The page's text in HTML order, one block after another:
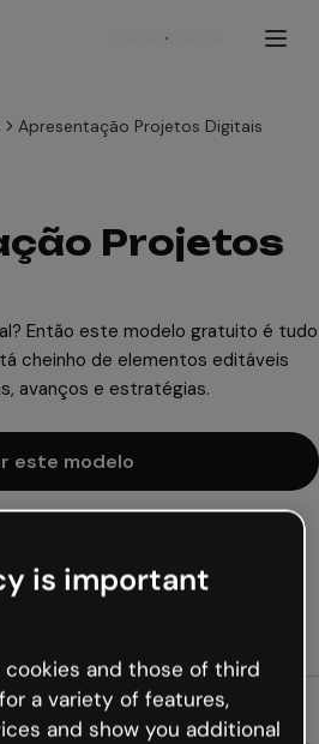
Cadastre-se
Apresentação Projetos Digitais
Projetos
Então este modelo gratuito é tudo
cheinho de elementos editáveis
avanços e estratégias.
este modelo
publique online
formatos
is important
cookies and those of third
a variety of features,
and show you additional